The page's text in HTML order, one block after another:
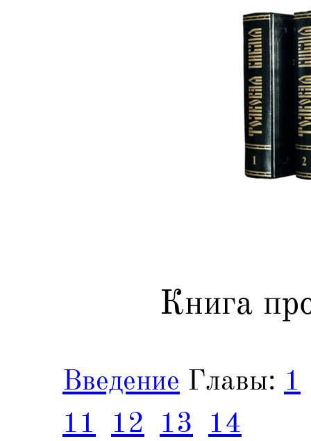
Книга
Введение Главы: 1
11
12 13 14